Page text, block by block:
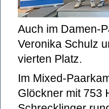
Auch im Damen-
Veronika Schulz
vierten Platz.
Im Mixed-
Glöckner mit 753